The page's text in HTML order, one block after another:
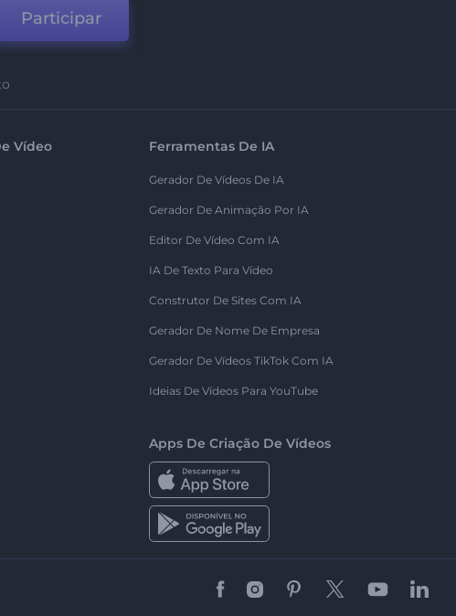
Participar
Vídeo Ferramentas De IA
Gerador De Vídeos De IA
Gerador De Animação Por IA
Editor De Vídeo Com IA
IA De Texto Para Vídeo
Construtor De Sites Com IA
Gerador De Nome De Empresa
Gerador De Vídeos TikTok Com IA
Ideias De Vídeos Para YouTube
Apps De Criação De Vídeos